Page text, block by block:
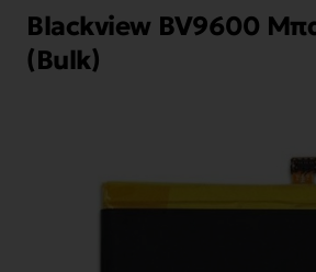
Blackview BV9600
(Bulk)